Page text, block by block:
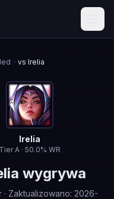
vs Irelia
Irelia
TierA· 50.0% WR
wygrywa
· Zaktualizowano: 2026-